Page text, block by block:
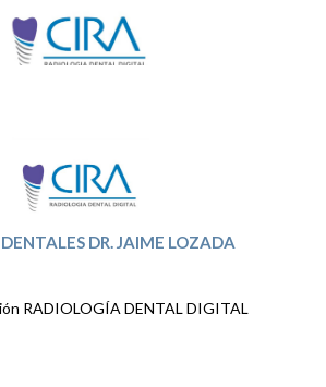
DR. JAIME LOZADA
RADIOLOGÍA DENTAL DIGITAL